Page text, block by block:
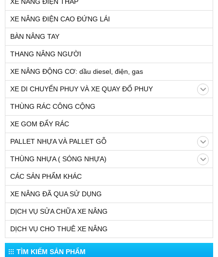
XE NÂNG ĐIỆN CAO ĐỨNG LÁI
BÀN NÂNG TAY
THANG NÂNG NGƯỜI
XE NÂNG ĐỘNG CƠ: dầu diesel, điện, gas
XE DI CHUYỂN PHUY VÀ XE QUAY ĐỔ PHUY
THÙNG RÁC CÔNG CỘNG
XE GOM ĐẨY RÁC
PALLET NHỰA VÀ PALLET GỖ
THÙNG NHỰA ( SÓNG NHỰA)
CÁC SẢN PHẨM KHÁC
XE NÂNG ĐÃ QUA SỬ DỤNG
DỊCH VỤ SỬA CHỮA XE NÂNG
DỊCH VỤ CHO THUÊ XE NÂNG
TÌM KIẾM SẢN PHẨM